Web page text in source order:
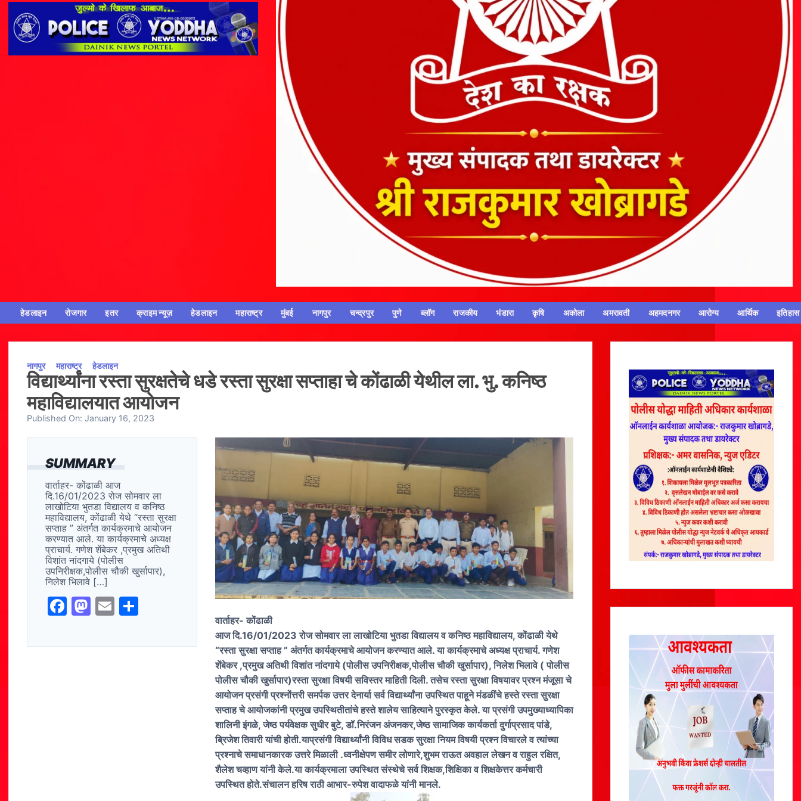
हेडलाइन रोजगार इतर क्राइम न्यूज़ हेडलाइन महाराष्ट्र मुंबई नागपुर चन्द्रपुर पुणे ब्लॉग राजकीय भंडारा कृषि अकोला अमरावती अहमदनगर आरोग्य आर्थिक इतिहास
नागपुर महाराष्ट्र हेडलाइन
विद्यार्थ्यांना रस्ता सुरक्षतेचे धडे रस्ता सुरक्षा सप्ताहा चे कोंढाळी येथील ला. भु. कनिष्ठ
महाविद्यालयात आयोजन
Published On: January 16, 2023
SUMMARY
वार्ताहर- कोंढाळी आज
दि.16/01/2023 रोज सोमवार ला
लाखोटिया भुतडा विद्यालय व कनिष्ठ
महाविद्यालय, कोंढाळी येथे “रस्ता सुरक्षा
सप्ताह ” अंतर्गत कार्यक्रमाचे आयोजन
करण्यात आले. या कार्यक्रमाचे अध्यक्ष
प्राचार्य. गणेश शेंबेकर ,प्रमुख अतिथी
विशांत नांदगाये (पोलीस
उपनिरीक्षक,पोलीस चौकी खुर्सापार),
निलेश भिलावे […]
F
c
M
st
E
ai ar
वार्ताहर- कोंढाळी
आज दि.16/01/2023 रोज सोमवार ला लाखोटिया भुतडा विद्यालय व कनिष्ठ महाविद्यालय, कोंढाळी येथे
“रस्ता सुरक्षा सप्ताह ” अंतर्गत कार्यक्रमाचे आयोजन करण्यात आले. या कार्यक्रमाचे अध्यक्ष प्राचार्य. गणेश
शेंबेकर ,प्रमुख अतिथी विशांत नांदगाये (पोलीस उपनिरीक्षक,पोलीस चौकी खुर्सापार), निलेश भिलावे ( पोलीस
पोलीस चौकी खुर्सापार)रस्ता सुरक्षा विषयी सविस्तर माहिती दिली. तसेच रस्ता सुरक्षा विषयावर प्रश्न मंजूसा चे
आयोजन प्रसंगी प्रश्नोंत्तरी समर्पक उत्तर देनार्या सर्व विद्यार्थ्यांना उपस्थित पाहूने मंडळींचे हस्ते रस्ता सुरक्षा
सप्ताह चे आयोजकांनी प्रमुख उपस्थितीतांचे हस्ते शालेय साहित्याने पुरस्कृत केले. या प्रसंगी उपमुख्याध्यापिका
शालिनी इंगळे, जेष्ठ पर्यवेक्षक सुधीर बुटे, डॉ.निरंजन अंजनकर,जेष्ठ सामाजिक कार्यकर्ता दुर्गाप्रसाद पांडे,
ब्रिजेश तिवारी यांची होती.याप्रसंगी विद्यार्थ्यांनी विविध सडक सुरक्षा नियम विषयी प्रश्न विचारले व त्यांच्या
प्रश्नाचे समाधानकारक उत्तरे मिळाली .ध्वनीक्षेपण समीर लोणारे,शुभम राऊत अवहाल लेखन व राहुल रक्षित,
शैलेश चव्हाण यांनी केले.या कार्यक्रमाला उपस्थित संस्थेचे सर्व शिक्षक,शिक्षिका व शिक्षकेत्तर कर्मचारी
उपस्थित होते.संचालन हरिष राठी आभार-रुपेश वादाफळे यांनी मानले.